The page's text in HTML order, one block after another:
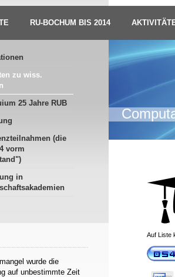
RU-BOCHUM BIS 2014
zu wiss.
25 Jahre RUB
(die
vorm
in
wurde die
auf unbestimmte Zeit
Auf Liste